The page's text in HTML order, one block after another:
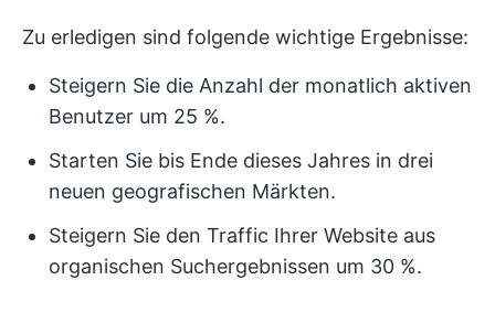
Zu erledigen sind folgende wichtige Ergebnisse:
Steigern Sie die Anzahl der monatlich aktiven
Benutzer um 25 %.
Starten Sie bis Ende dieses Jahres in drei
neuen geografischen Märkten.
Steigern Sie den Traffic Ihrer Website aus
organischen Suchergebnissen um 30 %.